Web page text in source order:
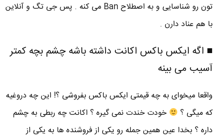
تون رو شناسایی و به اصطلاح Ban می کنه . پس جی تگ و آنلاین
با هم عناد دارن .
■ اگه ایکس باکس اکانت داشته باشه چشم بچه کمتر
آسیب می بینه
واقعا میخوای به چه قیمتی ایکس باکس بفروشی ؟! این چه دروغیه
که میگی ؟
خودت خندت نمی گیره ؟ اکانت چه ربطی به چشم
داره ؟ بخدا عین همین جمله رو یکی از فروشنده ها به یکی از